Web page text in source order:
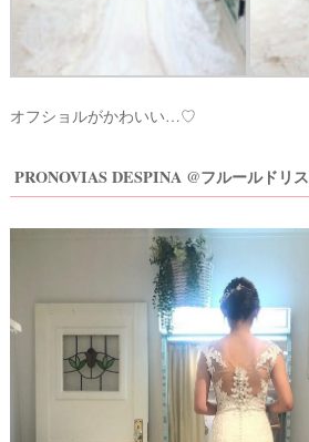
オフショルがかわいい…♡
PRONOVIAS DESPINA @フルールドリス